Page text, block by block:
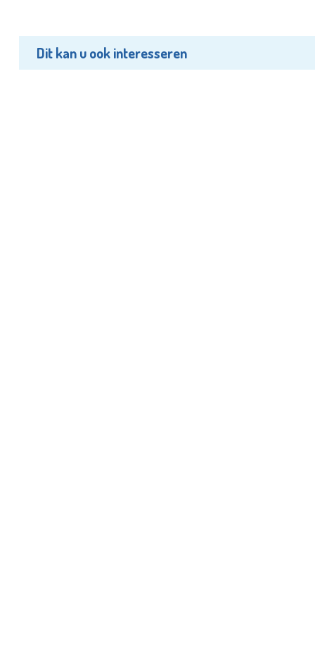
Dit kan u ook interesseren